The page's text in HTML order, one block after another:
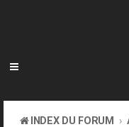
INDEX DU FORUM